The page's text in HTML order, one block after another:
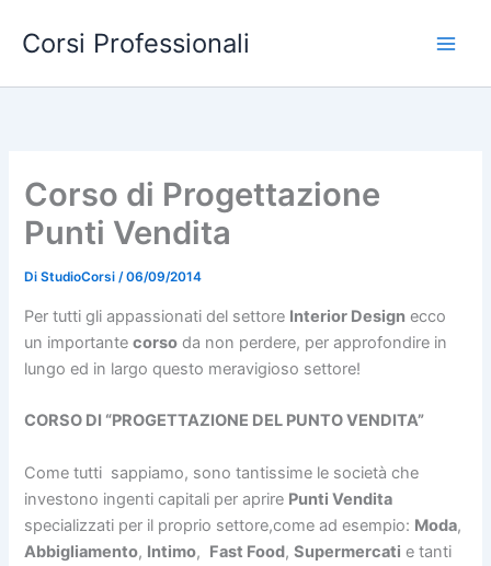
Corsi Professionali
Corso di Progettazione
Punti Vendita
DiStudioCorsi/06/09/2014
Per tutti gli appassionati del settore Interior Design ecco
un importantecorso da non perdere, per approfondire in
lungo ed in largo questo meravigioso settore!
CORSO DI “PROGETTAZIONE DEL PUNTO VENDITA”
Come tutti sappiamo, sono tantissime le società che
investono ingenti capitali per aprire Punti Vendita
specializzati per il proprio settore,come ad esempio: Moda,
Abbigliamento, Intimo, Fast Food,Supermercati e tanti